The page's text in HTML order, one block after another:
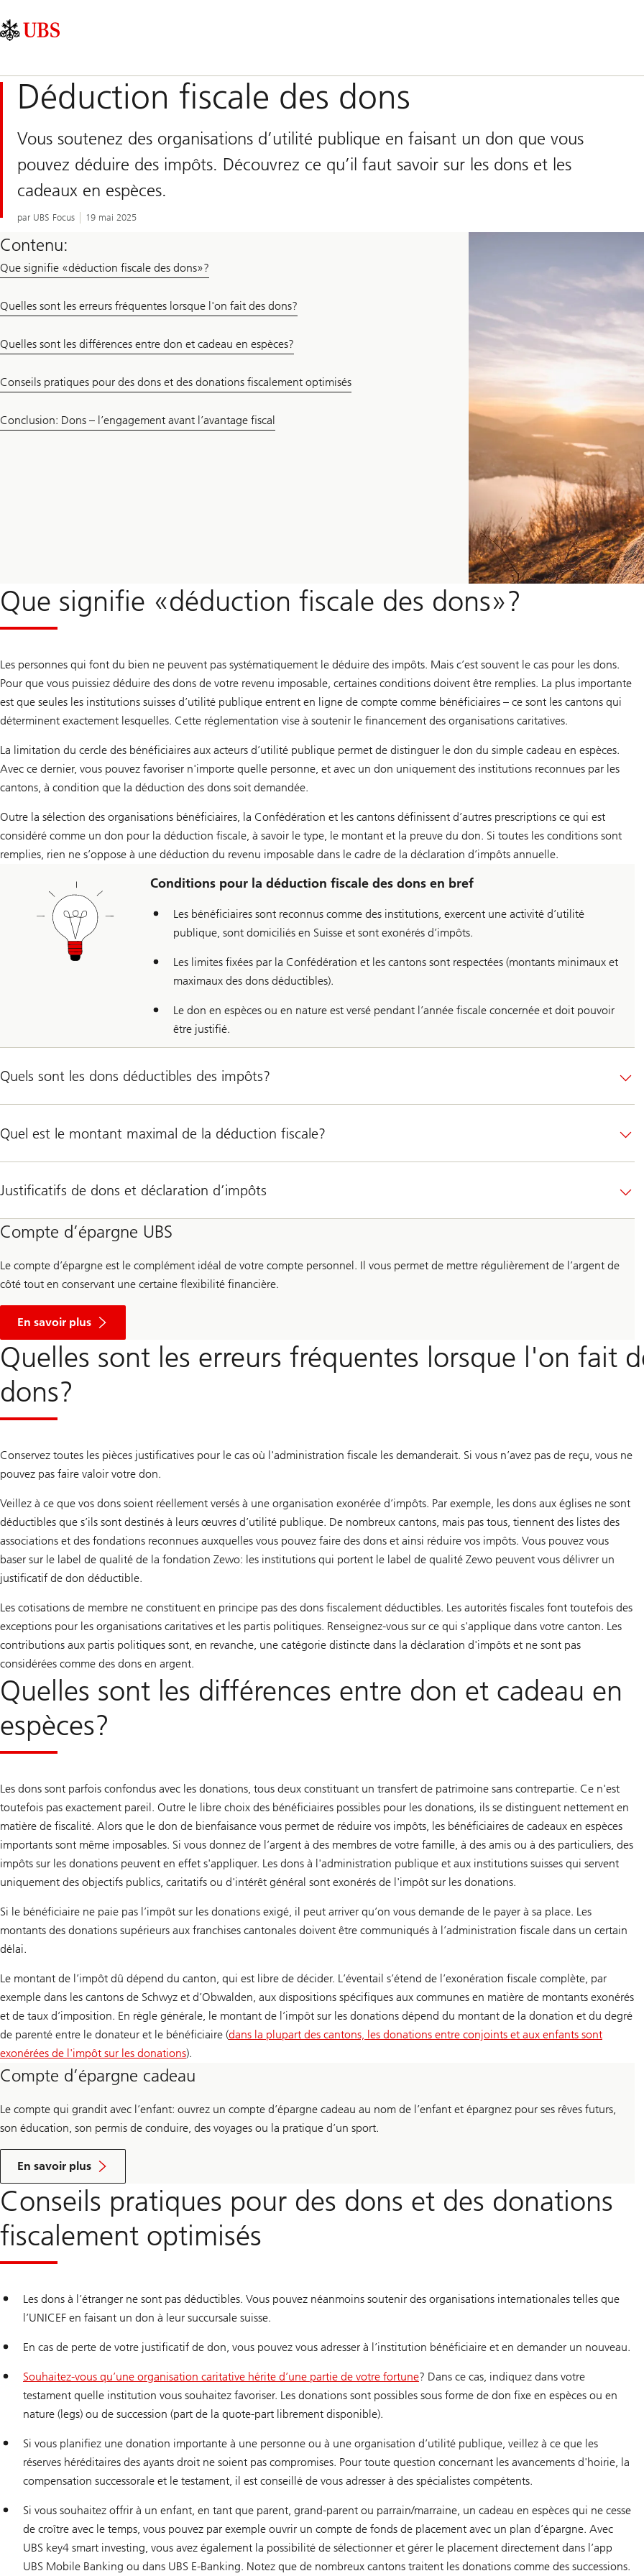
Area
principale
Déduction fiscale des dons
Vous soutenez des organisations d’utilité publique en faisant un don que vous
pouvez déduire des impôts. Découvrez ce qu’il faut savoir sur les dons et les
cadeaux en espèces.
par UBS Focus 19 mai 2025
Contenu:
Que signifie «déduction fiscale des dons»?
Quelles sont les erreurs fréquentes lorsque l'on fait des dons?
Quelles sont les différences entre don et cadeau en espèces?
Conseils pratiques pour des dons et des donations fiscalement optimisés
Conclusion: Dons – l’engagement avant l’avantage fiscal
Que signifie «déduction fiscale des dons»?
Les personnes qui font du bien ne peuvent pas systématiquement le déduire des impôts. Mais c’est souvent le cas pour les dons.
Pour que vous puissiez déduire des dons de votre revenu imposable, certaines conditions doivent être remplies. La plus importante
est que seules les institutions suisses d’utilité publique entrent en ligne de compte comme bénéficiaires – ce sont les cantons qui
déterminent exactement lesquelles. Cette réglementation vise à soutenir le financement des organisations caritatives.
La limitation du cercle des bénéficiaires aux acteurs d’utilité publique permet de distinguer le don du simple cadeau en espèces.
Avec ce dernier, vous pouvez favoriser n'importe quelle personne, et avec un don uniquement des institutions reconnues par les
cantons, à condition que la déduction des dons soit demandée.
Outre la sélection des organisations bénéficiaires, la Confédération et les cantons définissent d’autres prescriptions ce qui est
considéré comme un don pour la déduction fiscale, à savoir le type, le montant et la preuve du don. Si toutes les conditions sont
remplies, rien ne s’oppose à une déduction du revenu imposable dans le cadre de la déclaration d’impôts annuelle.
Conditions pour la déduction fiscale des dons en bref
Les bénéficiaires sont reconnus comme des institutions, exercent une activité d’utilité
publique, sont domiciliés en Suisse et sont exonérés d’impôts.
Les limites fixées par la Confédération et les cantons sont respectées (montants minimaux et
maximaux des dons déductibles).
Le don en espèces ou en nature est versé pendant l’année fiscale concernée et doit pouvoir
être justifié.
Quels sont les dons déductibles des impôts?
Quel est le montant maximal de la déduction fiscale?
Justificatifs de dons et déclaration d’impôts
Compte d’épargne UBS
Le compte d’épargne est le complément idéal de votre compte personnel. Il vous permet de mettre régulièrement de l’argent de
côté tout en conservant une certaine flexibilité financière.
En savoir plus
p
p
o
C
o
d
’
a
r
g
n
U
B
S
Quelles sont les erreurs fréquentes lorsque l'on fait
dons?
Conservez toutes les pièces justificatives pour le cas où l'administration fiscale les demanderait. Si vous n’avez pas de reçu, vous ne
pouvez pas faire valoir votre don.
Veillez à ce que vos dons soient réellement versés à une organisation exonérée d’impôts. Par exemple, les dons aux églises ne sont
déductibles que s’ils sont destinés à leurs œuvres d’utilité publique. De nombreux cantons, mais pas tous, tiennent des listes des
associations et des fondations reconnues auxquelles vous pouvez faire des dons et ainsi réduire vos impôts. Vous pouvez vous
baser sur le label de qualité de la fondation Zewo: les institutions qui portent le label de qualité Zewo peuvent vous délivrer un
justificatif de don déductible.
Les cotisations de membre ne constituent en principe pas des dons fiscalement déductibles. Les autorités fiscales font toutefois des
exceptions pour les organisations caritatives et les partis politiques. Renseignez-vous sur ce qui s'applique dans votre canton. Les
contributions aux partis politiques sont, en revanche, une catégorie distincte dans la déclaration d'impôts et ne sont pas
considérées comme des dons en argent.
Quelles sont les différences entre don et cadeau en
espèces?
Les dons sont parfois confondus avec les donations, tous deux constituant un transfert de patrimoine sans contrepartie. Ce n'est
toutefois pas exactement pareil. Outre le libre choix des bénéficiaires possibles pour les donations, ils se distinguent nettement en
matière de fiscalité. Alors que le don de bienfaisance vous permet de réduire vos impôts, les bénéficiaires de cadeaux en espèces
importants sont même imposables. Si vous donnez de l’argent à des membres de votre famille, à des amis ou à des particuliers, des
impôts sur les donations peuvent en effet s'appliquer. Les dons à l'administration publique et aux institutions suisses qui servent
uniquement des objectifs publics, caritatifs ou d'intérêt général sont exonérés de l'impôt sur les donations.
Si le bénéficiaire ne paie pas l’impôt sur les donations exigé, il peut arriver qu’on vous demande de le payer à sa place. Les
montants des donations supérieurs aux franchises cantonales doivent être communiqués à l’administration fiscale dans un certain
délai.
Le montant de l’impôt dû dépend du canton, qui est libre de décider. L’éventail s’étend de l’exonération fiscale complète, par
exemple dans les cantons de Schwyz et d’Obwalden, aux dispositions spécifiques aux communes en matière de montants exonérés
et de taux d’imposition. En règle générale, le montant de l’impôt sur les donations dépend du montant de la donation et du degré
de parenté entre le donateur et le bénéficiaire (dans la plupart des cantons, les donations entre conjoints et aux enfants sont
exonérées de l'impôt sur les donations).
Compte d’épargne cadeau
Le compte qui grandit avec l’enfant: ouvrez un compte d’épargne cadeau au nom de l’enfant et épargnez pour ses rêves futurs,
son éducation, son permis de conduire, des voyages ou la pratique d’un sport.
En savoir plus
À
p
p
o
C
o
Conseils pratiques pour des dons et des donations
fiscalement optimisés
Les dons à l’étranger ne sont pas déductibles. Vous pouvez néanmoins soutenir des organisations internationales telles que
l’UNICEF en faisant un don à leur succursale suisse.
En cas de perte de votre justificatif de don, vous pouvez vous adresser à l’institution bénéficiaire et en demander un nouveau.
Souhaitez-vous qu’une organisation caritative hérite d’une partie de votre fortune? Dans ce cas, indiquez dans votre
testament quelle institution vous souhaitez favoriser. Les donations sont possibles sous forme de don fixe en espèces ou en
nature (legs) ou de succession (part de la quote-part librement disponible).
Si vous planifiez une donation importante à une personne ou à une organisation d’utilité publique, veillez à ce que les
réserves héréditaires des ayants droit ne soient pas compromises. Pour toute question concernant les avancements d'hoirie, la
compensation successorale et le testament, il est conseillé de vous adresser à des spécialistes compétents.
Si vous souhaitez offrir à un enfant, en tant que parent, grand-parent ou parrain/marraine, un cadeau en espèces qui ne cesse
de croître avec le temps, vous pouvez par exemple ouvrir un compte de fonds de placement avec un plan d’épargne. Avec
UBS key4 smart investing, vous avez également la possibilité de sélectionner et gérer le placement directement dans l’app
UBS Mobile Banking ou dans UBS E-Banking. Notez que de nombreux cantons traitent les donations comme des successions.